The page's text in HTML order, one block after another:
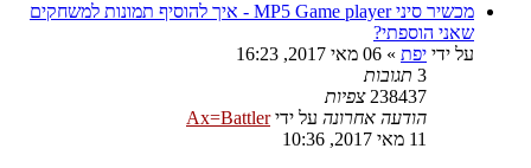
מכשיר סיני MP5 Game player - איך להוסיף תמונות למשחקים
שאני הוספתי?
על ידי יפת » 06 מאי 2017, 16:23
3 תגובות
238437 צפיות
הודעה אחרונה על ידיAx=Battler
11 מאי 2017, 10:36